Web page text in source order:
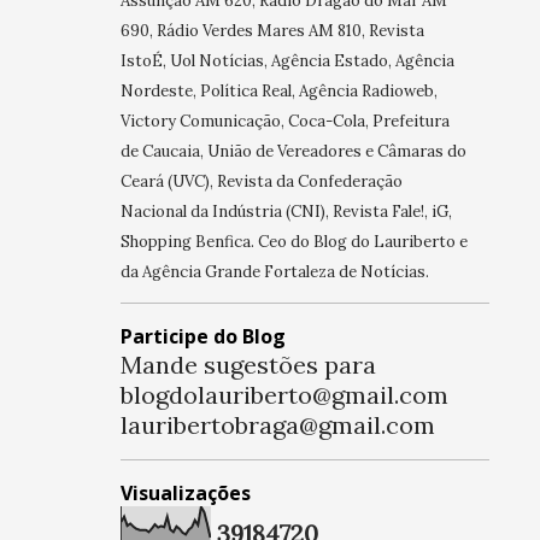
690, Rádio Verdes Mares AM 810, Revista
IstoÉ, Uol Notícias, Agência Estado, Agência
Nordeste, Política Real, Agência Radioweb,
Victory Comunicação, Coca-Cola, Prefeitura
de Caucaia, União de Vereadores e Câmaras do
Ceará (UVC), Revista da Confederação
Nacional da Indústria (CNI), Revista Fale!, iG,
Shopping Benfica. Ceo do Blog do Lauriberto e
da Agência Grande Fortaleza de Notícias.
Participe do Blog
Mande sugestões para
blogdolauriberto@gmail.com
lauribertobraga@gmail.com
Visualizações
39184720